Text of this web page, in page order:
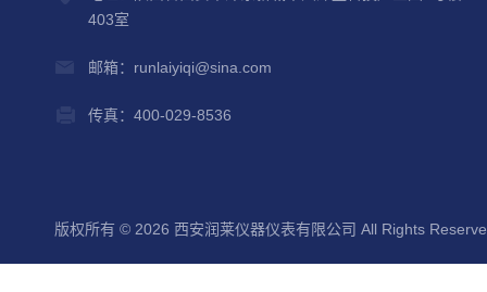
403室
邮箱：runlaiyiqi@sina.com
传真：400-029-8536
版权所有 © 2026 西安润莱仪器仪表有限公司 All Rights